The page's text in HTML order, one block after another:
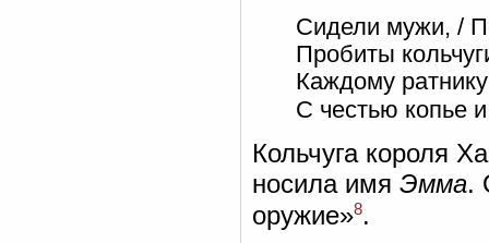
Сидели мужи, /
Пробиты
Каждому
С честью копье и
Кольчуга короля
носила имя Эмма.
оружие»8.